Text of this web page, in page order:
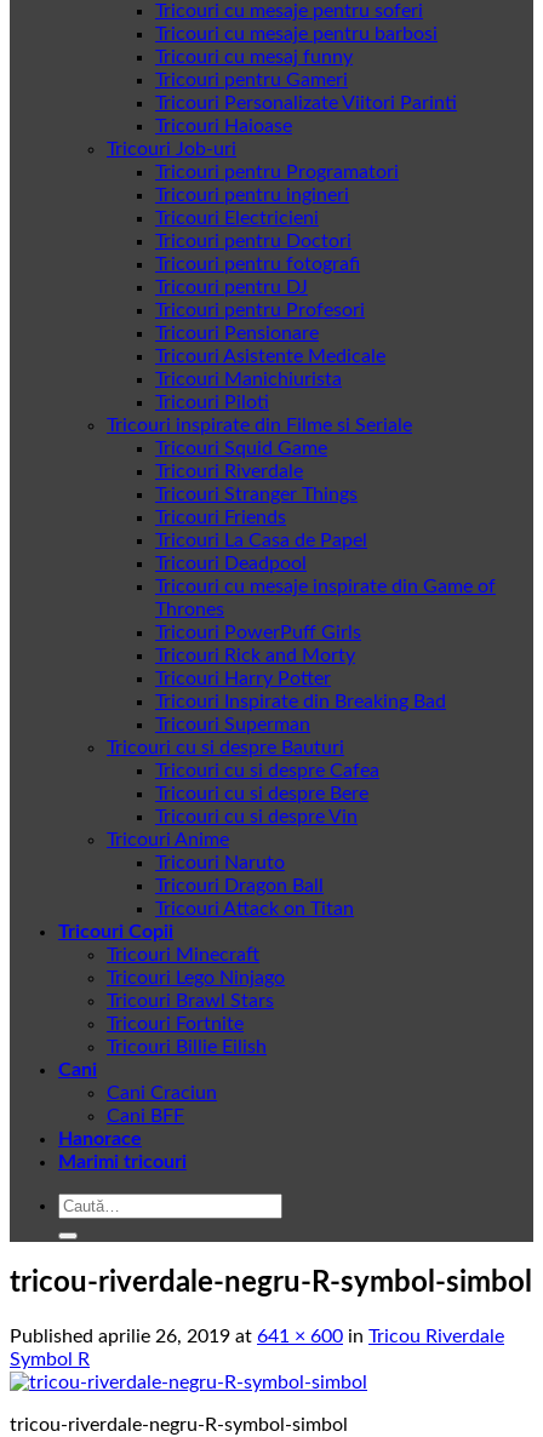
Tricouri cu mesaje pentru soferi
Tricouri cu mesaje pentru barbosi
Tricouri cu mesaj funny
Tricouri pentru Gameri
Tricouri Personalizate Viitori Parinti
Tricouri Haioase
Tricouri Job-uri
Tricouri pentru Programatori
Tricouri pentru ingineri
Tricouri Electricieni
Tricouri pentru Doctori
Tricouri pentru fotografi
Tricouri pentru DJ
Tricouri pentru Profesori
Tricouri Pensionare
Tricouri Asistente Medicale
Tricouri Manichiurista
Tricouri Piloti
Tricouri inspirate din Filme si Seriale
Tricouri Squid Game
Tricouri Riverdale
Tricouri Stranger Things
Tricouri Friends
Tricouri La Casa de Papel
Tricouri Deadpool
Tricouri cu mesaje inspirate din Game of
Thrones
Tricouri PowerPuff Girls
Tricouri Rick and Morty
Tricouri Harry Potter
Tricouri Inspirate din Breaking Bad
Tricouri Superman
Tricouri cu si despre Bauturi
Tricouri cu si despre Cafea
Tricouri cu si despre Bere
Tricouri cu si despre Vin
Tricouri Anime
Tricouri Naruto
Tricouri Dragon Ball
Tricouri Attack on Titan
Tricouri Copii
Tricouri Minecraft
Tricouri Lego Ninjago
Tricouri Brawl Stars
Tricouri Fortnite
Tricouri Billie Eilish
Cani
Cani Craciun
Cani BFF
Hanorace
Marimi tricouri
Caută
tricou-riverdale-negru-R-symbol-simbol
Published aprilie 26, 2019 at 641 × 600 in Tricou Riverdale
Symbol R
tricou-riverdale-negru-R-symbol-simbol